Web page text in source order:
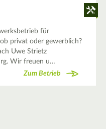
für
privat oder gewerblich?
Uwe Strietz
Wir freuen u…
Zum Betrieb